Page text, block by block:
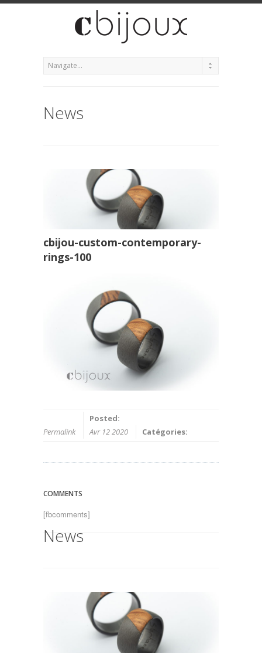
News
cbijou-custom-contemporary-
rings-100
Permalink
Posted:
Avr 12 2020
Catégories:
COMMENTS
[fbcomments]
News